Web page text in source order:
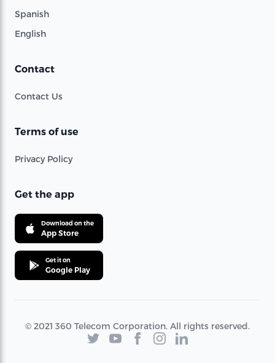
Spanish
English
Contact
Contact Us
Terms of use
Privacy Policy
Get the app
Download on the
App Store
Get it on
Google Play
© 2021 360 Telecom Corporation. All rights reserved.